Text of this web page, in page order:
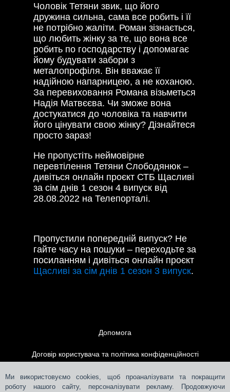
Ми використовуємо cookies, щоб проаналізувати та покращити
роботу нашого сайту, персоналізувати рекламу. Продовжуючи
Чоловік Тетяни звик, що його
дружина сильна, сама все робить і її
не потрібно жаліти. Роман зізнається,
що любить жінку за те, що вона все
робить по господарству і допомагає
йому будувати забори з
металопрофіля. Він вважає її
надійною напарницею, а не коханою.
За перевиховання Романа візьметься
Надія Матвєєва. Чи зможе вона
достукатися до чоловіка та навчити
його цінувати свою жінку? Дізнайтеся
просто зараз!
Не пропустіть неймовірне
перевтілення Тетяни Слободянюк –
дивіться онлайн проєкт СТБ Щасливі
за сім днів 1 сезон 4 випуск від
28.08.2022 на Телепорталі.
Пропустили попередній випуск? Не
гайте часу на пошуки – переходьте за
посиланням і дивіться онлайн проєкт
Щасливі за сім днів 1 сезон 3 випуск.
Допомога
Договір користувача та політика конфіденційності
Контакти